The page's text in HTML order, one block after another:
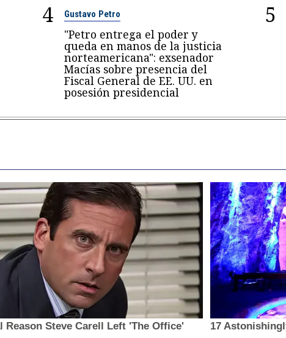
4 Gustavo Petro
"Petro entrega el poder y
queda en manos de la justicia
norteamericana": exsenador
Macías sobre presencia del
Fiscal General de EE. UU. en
posesión presidencial
5